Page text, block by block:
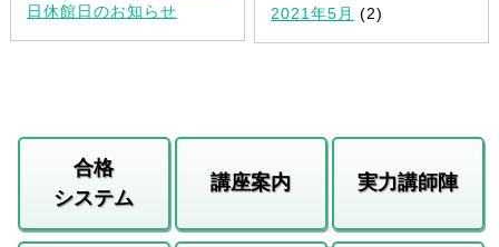
日休館日のお知らせ
2021年5月 (2)
合格
システム
講座案内 実力講師陣